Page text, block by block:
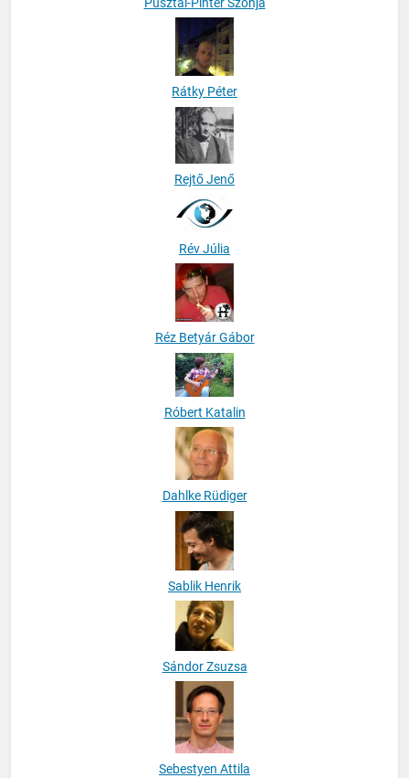
Rátky Péter
Rejtő Jenő
Rév Júlia
Réz Betyár Gábor
Róbert Katalin
Dahlke Rüdiger
Sablik Henrik
Sándor Zsuzsa
Sebestyen Attila